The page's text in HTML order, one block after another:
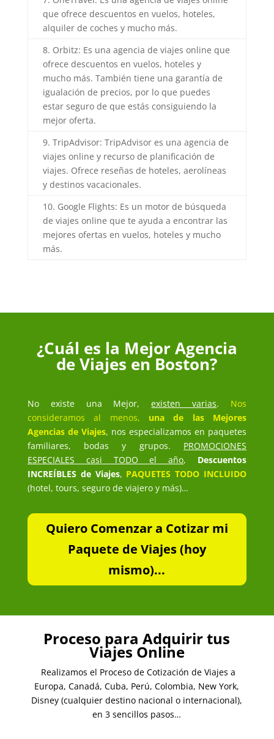
que ofrece descuentos en vuelos, hoteles,
alquiler de coches y mucho más.
8. Orbitz: Es una agencia de viajes online que
ofrece descuentos en vuelos, hoteles y
mucho más. También tiene una garantía de
igualación de precios, por lo que puedes
estar seguro de que estás consiguiendo la
mejor oferta.
9. TripAdvisor: TripAdvisor es una agencia de
viajes online y recurso de planificación de
viajes. Ofrece reseñas de hoteles, aerolíneas
y destinos vacacionales.
10. Google Flights: Es un motor de búsqueda
de viajes online que te ayuda a encontrar las
mejores ofertas en vuelos, hoteles y mucho
más.
¿Cuál es la Mejor Agencia
de Viajes en Boston?
No existe una Mejor,existen varias. Nos
consideramos al menos, una de las Mejores
Agencias de Viajes, nos especializamos en paquetes
familiares, bodas y grupos. PROMOCIONES
ESPECIALES casi TODO el año, Descuentos
INCREÍBLES de Viajes, PAQUETES TODO INCLUIDO
(hotel, tours, seguro de viajero y más)…
Quiero Comenzar a Cotizar mi
Paquete de Viajes (hoy
mismo)...
Proceso para Adquirir tus
Viajes Online
Realizamos el Proceso de Cotización de Viajes a
Europa, Canadá, Cuba, Perú, Colombia, New York,
Disney (cualquier destino nacional o internacional),
en 3 sencillos pasos…